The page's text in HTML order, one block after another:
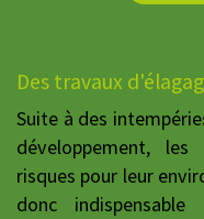
Des travaux
Suite à des
développement,
risques pour leur
donc indispensable